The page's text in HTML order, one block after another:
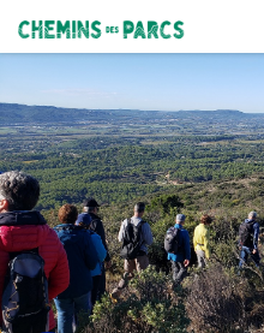
Chemins des Parcs